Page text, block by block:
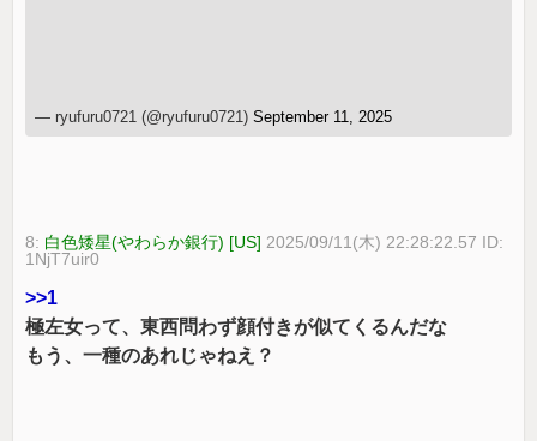
— ryufuru0721 (@ryufuru0721)September 11, 2025
8: 白色矮星(やわらか銀行) [US] 2025/09/11(木) 22:28:22.57 ID:
1NjT7uir0
>>1
極左女って、東西問わず顔付きが似てくるんだな
もう、一種のあれじゃねえ？